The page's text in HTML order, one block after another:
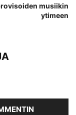
musiikin
ytimeen